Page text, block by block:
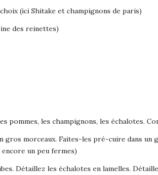
(ici Shitake et champignons de paris)
des reinettes)
pommes, les champignons, les échalotes.
morceaux. Faites-les pré-cuire dans un
un peu fermes)
Détaillez les échalotes en lamelles.